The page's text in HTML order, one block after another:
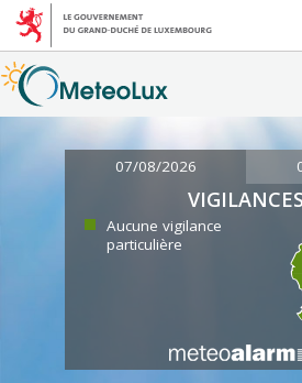
07/08/2026
VIGILANCES
Aucune vigilance
particulière